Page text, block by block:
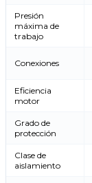
Presión
máxima de
trabajo
Conexiones
Eficiencia
motor
Grado de
protección
Clase de
aislamiento